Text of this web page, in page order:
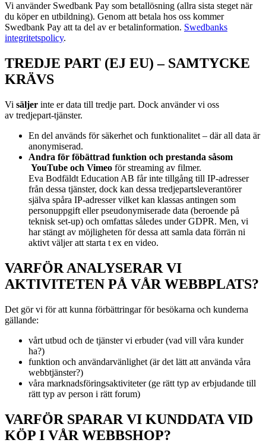
Vi använder Swedbank Pay som betallösning (allra sista steget när
du köper en utbildning). Genom att betala hos oss kommer
Swedbank Pay att ta del av er betalinformation. Swedbanks
integritetspolicy.
TREDJE PART (EJ EU) – SAMTYCKE
KRÄVS
Vi säljer inte er data till tredje part. Dock använder vi oss
av tredjepart-tjänster.
En del används för säkerhet och funktionalitet – där all data är
anonymiserad.
Andra för föbättrad funktion och prestanda såsom
YouTube och Vimeo för streaming av filmer.
Eva Bodfäldt Education AB får inte tillgång till IP-adresser
från dessa tjänster, dock kan dessa tredjepartsleverantörer
själva spåra IP-adresser vilket kan klassas antingen som
personuppgift eller pseudonymiserade data (beroende på
teknisk set-up) och omfattas således under GDPR. Men, vi
har stängt av möjligheten för dessa att samla data förrän ni
aktivt väljer att starta t ex en video.
VARFÖR ANALYSERAR VI
AKTIVITETEN PÅ VÅR WEBBPLATS?
Det gör vi för att kunna förbättringar för besökarna och kunderna
gällande:
vårt utbud och de tjänster vi erbuder (vad vill våra kunder
ha?)
funktion och användarvänlighet (är det lätt att använda våra
webbtjänster?)
våra marknadsföringsaktiviteter (ge rätt typ av erbjudande till
rätt typ av person i rätt forum)
VARFÖR SPARAR VI KUNDDATA VID
KÖP I VÅR WEBBSHOP?